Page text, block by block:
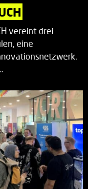
vereint drei
eine